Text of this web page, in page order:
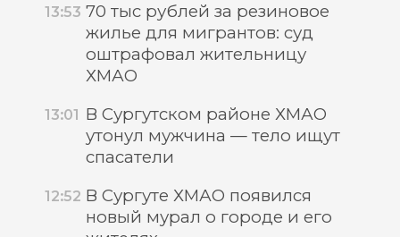
13:53 70 тыс рублей за резиновое
жилье для мигрантов: суд
оштрафовал жительницу
ХМАО
13:01 В Сургутском районе ХМАО
утонул мужчина — тело ищут
спасатели
12:52 В Сургуте ХМАО появился
новый мурал о городе и его